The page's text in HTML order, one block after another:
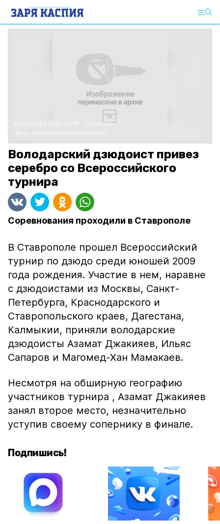
23 октября 2021, 20:19
Политика
Володарский дзюдоист привез
серебро со Всероссийского
турнира
Соревнования проходили в Ставрополе
В Ставрополе прошел Всероссийский
турнир по дзюдо среди юношей 2009
года рождения. Участие в нем, наравне
с дзюдоистами из Москвы, Санкт-
Петербурга, Краснодарского и
Ставропольского краев, Дагестана,
Калмыкии, приняли володарские
дзюдоисты Азамат Джакияев, Ильяс
Сапаров и Магомед-Хан Мамакаев.
Несмотря на обширную географию
участников турнира , Азамат Джакияев
занял второе место, незначительно
уступив своему сопернику в финале.
Подпишись!